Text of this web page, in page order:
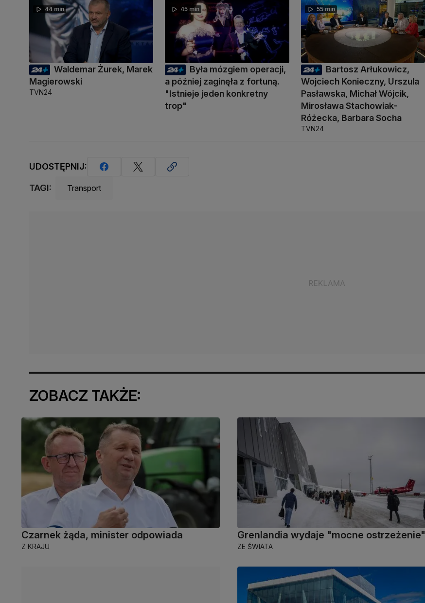
44 min
Waldemar Żurek, Marek
Magierowski
TVN24
45 min
Była mózgiem operacji,
a później zaginęła z fortuną.
"Istnieje jeden konkretny
trop"
55 min
Bartosz Arłukowicz,
Wojciech Konieczny, Urszula
Pasławska, Michał Wójcik,
Mirosława Stachowiak-
Różecka, Barbara Socha
TVN24
UDOSTĘPNIJ:
TAGI: Transport
ZOBACZ TAKŻE:
Czarnek żąda, minister odpowiada
Z KRAJU
Grenlandia wydaje "mocne ostrzeżenie"
ZE ŚWIATA